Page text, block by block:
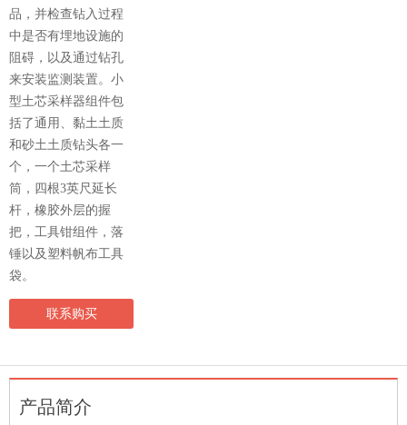
产品简介
品，并检查钻入过程
中是否有埋地设施的
阻碍，以及通过钻孔
来安装监测装置。小
型土芯采样器组件包
括了通用、黏土土质
和砂土土质钻头各一
个，一个土芯采样
筒，四根3英尺延长
杆，橡胶外层的握
把，工具钳组件，落
锤以及塑料帆布工具
袋。
联系购买